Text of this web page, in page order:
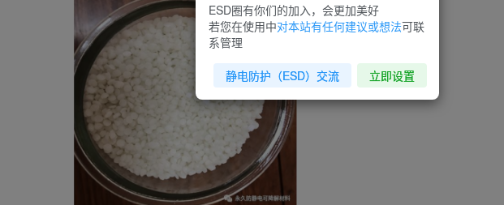
ESD圈有你们的加入，会更加美好
若您在使用中对本站有任何建议或想法可联
系管理
静电防护（ESD）交流 立即设置